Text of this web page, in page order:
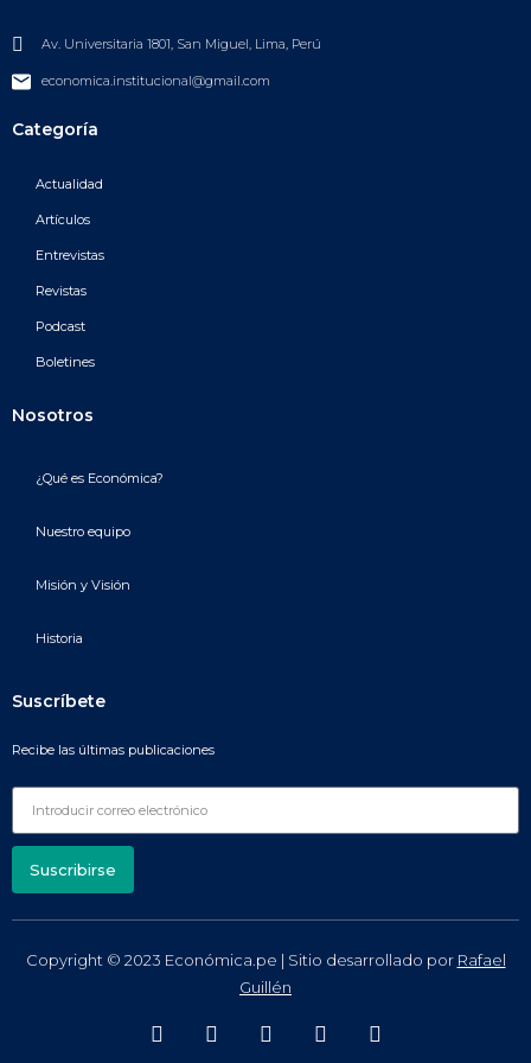
Av. Universitaria 1801, San Miguel, Lima, Perú
economica.institucional@gmail.com
Categoría
Actualidad
Artículos
Entrevistas
Revistas
Podcast
Boletines
Nosotros
¿Qué es Económica?
Nuestro equipo
Misión y Visión
Historia
Suscríbete
Recibe las últimas publicaciones
Suscribirse
Copyright © 2023 Económica.pe | Sitio desarrollado por Rafael
Guillén